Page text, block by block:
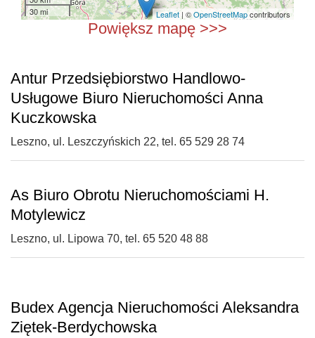
30 mi
Leaflet | ©OpenStreetMapcontributors
Powiększ mapę >>>
Antur Przedsiębiorstwo Handlowo-
Usługowe Biuro Nieruchomości Anna
Kuczkowska
Leszno, ul. Leszczyńskich 22, tel. 65 529 28 74
As Biuro Obrotu Nieruchomościami H.
Motylewicz
Leszno, ul. Lipowa 70, tel. 65 520 48 88
Budex Agencja Nieruchomości Aleksandra
Ziętek-Berdychowska